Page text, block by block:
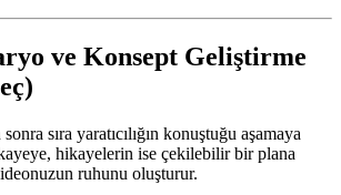
ve Konsept Geliştirme
sıra yaratıcılığın konuştuğu aşamaya
hikayelerin ise çekilebilir bir plana
ruhunu oluşturur.